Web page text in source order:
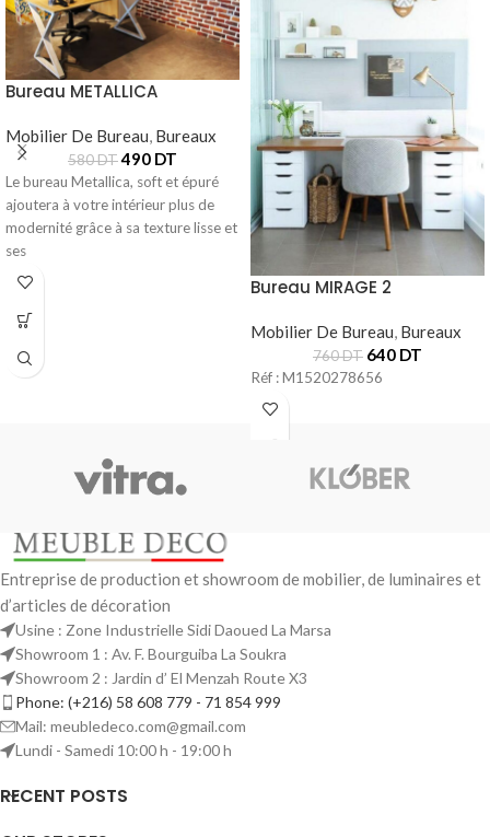
Bureau METALLICA
Mobilier De Bureau, Bureaux
580DT490 DT
Le bureau Metallica, soft et épuré
ajoutera à votre intérieur plus de
modernité grâce à sa texture lisse et
ses
Bureau MIRAGE 2
Mobilier De Bureau, Bureaux
760DT 640 DT
Réf : M1520278656
Entreprise de production et showroom de mobilier, de luminaires et
d’articles de décoration
Usine : Zone Industrielle Sidi Daoued La Marsa
Showroom 1 : Av. F. Bourguiba La Soukra
Showroom 2 : Jardin d’ El Menzah Route X3
Phone: (+216) 58 608 779 - 71 854 999
Mail: meubledeco.com@gmail.com
Lundi - Samedi 10:00 h - 19:00 h
RECENT POSTS